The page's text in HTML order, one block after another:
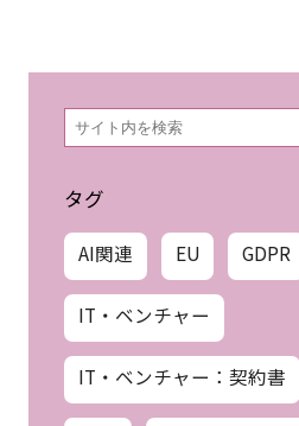
検
索
タグ
AI関連 EU GDPR
IT・ベンチャー
IT・ベンチャー：契約書